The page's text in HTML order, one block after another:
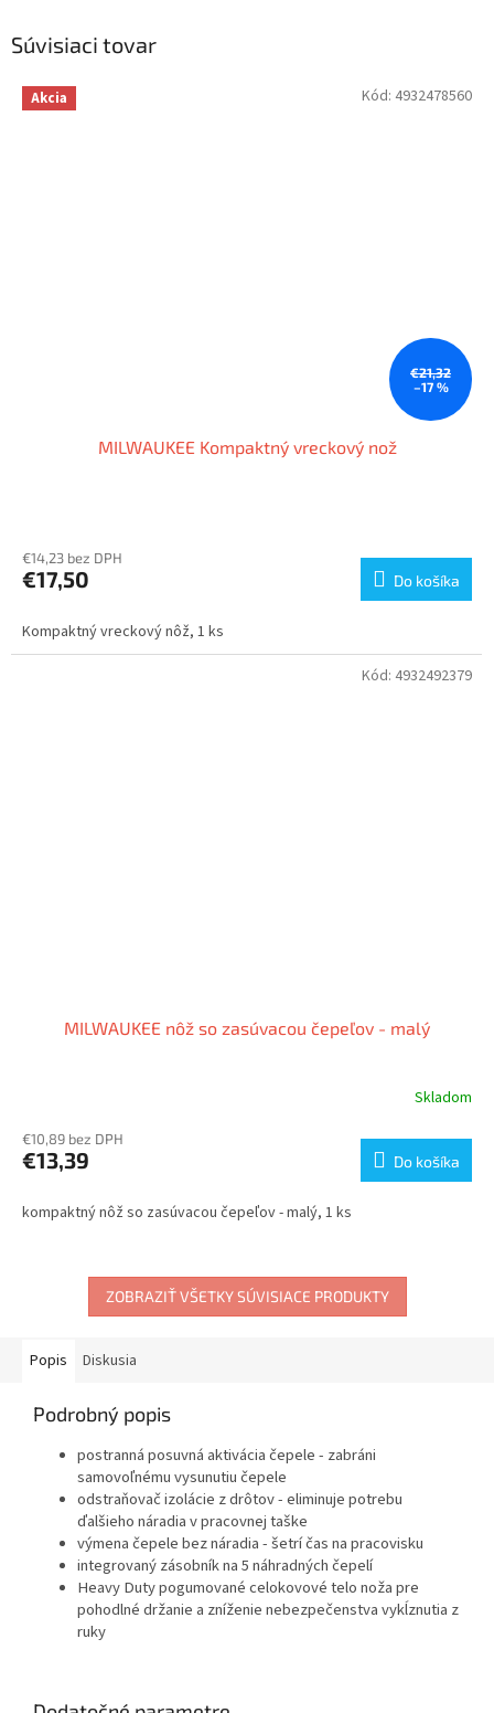
Súvisiaci tovar
Akcia
€21,32
–17 %
MILWAUKEE Kompaktný vreckový nož
€14,23 bez DPH
€17,50 Do košíka
Kompaktný vreckový nôž, 1 ks
Kód: 4932478560
MILWAUKEE nôž so zasúvacou čepeľov - malý
Skladom
€10,89 bez DPH
€13,39 Do košíka
kompaktný nôž so zasúvacou čepeľov - malý, 1 ks
Kód: 4932492379
ZOBRAZIŤ VŠETKY SÚVISIACE PRODUKTY
Popis Diskusia
Podrobný popis
postranná posuvná aktivácia čepele - zabráni
samovoľnému vysunutiu čepele
odstraňovač izolácie z drôtov - eliminuje potrebu
ďalšieho náradia v pracovnej taške
výmena čepele bez náradia - šetrí čas na pracovisku
integrovaný zásobník na 5 náhradných čepelí
Heavy Duty pogumované celokovové telo noža pre
pohodlné držanie a zníženie nebezpečenstva vykĺznutia z
ruky